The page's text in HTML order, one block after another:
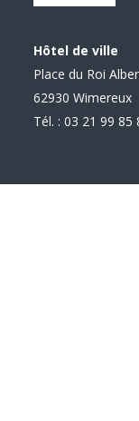
Hôtel de ville
Place du Roi
62930 Wimereux
Tél. : 03 21 99 85